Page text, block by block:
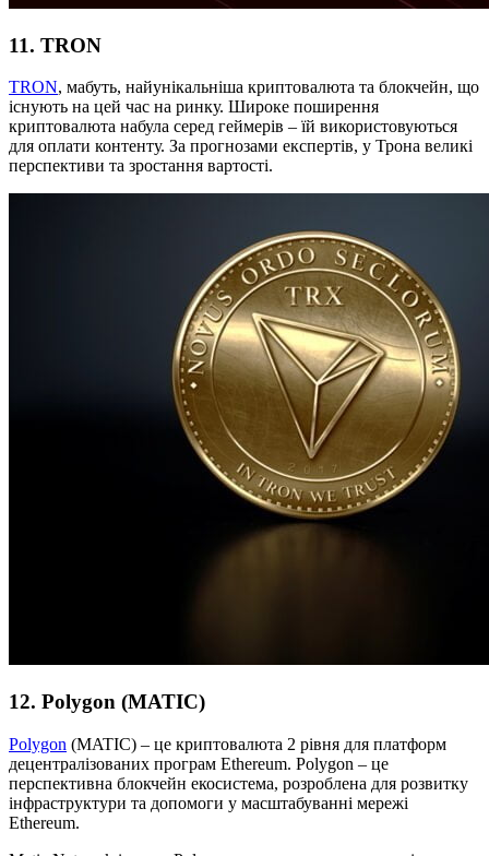
11. TRON
TRON, мабуть, найунікальніша криптовалюта та блокчейн, що
існують на цей час на ринку. Широке поширення
криптовалюта набула серед геймерів – їй використовуються
для оплати контенту. За прогнозами експертів, у Трона великі
перспективи та зростання вартості.
12. Polygon (MATIC)
Polygon (MATIC) – це криптовалюта 2 рівня для платформ
децентралізованих програм Ethereum. Polygon – це
перспективна блокчейн екосистема, розроблена для розвитку
інфраструктури та допомоги у масштабуванні мережі
Ethereum.